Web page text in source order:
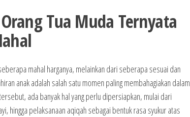
Tua Muda Ternyata
mahal harganya, melainkan dari seberapa sesuai dan
anak adalah salah satu momen paling membahagiakan dalam
ada banyak hal yang perlu dipersiapkan, mulai dari
hingga pelaksanaan aqiqah sebagai bentuk rasa syukur atas